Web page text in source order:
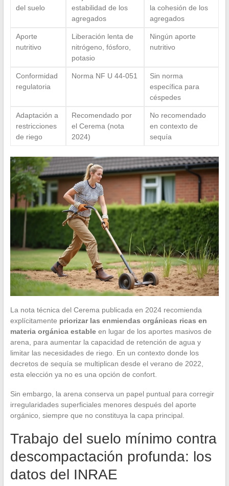
del suelo
estabilidad de los
agregados
la cohesión de los
agregados
Aporte
nutritivo
Liberación lenta de
nitrógeno, fósforo,
potasio
Ningún aporte
nutritivo
Conformidad
regulatoria
Norma NF U 44-051
Sin norma
específica para
céspedes
Adaptación a
restricciones
de riego
Recomendado por
el Cerema (nota
2024)
No recomendado
en contexto de
sequía
La nota técnica del Cerema publicada en 2024 recomienda
explícitamente priorizar las enmiendas orgánicas ricas en
materia orgánica estableen lugar de los aportes masivos de
arena, para aumentar la capacidad de retención de agua y
limitar las necesidades de riego. En un contexto donde los
decretos de sequía se multiplican desde el verano de 2022,
esta elección ya no es una opción de confort.
Sin embargo, la arena conserva un papel puntual para corregir
irregularidades superficiales menores después del aporte
orgánico, siempre que no constituya la capa principal.
Trabajo del suelo mínimo contra
descompactación profunda: los
datos del INRAE